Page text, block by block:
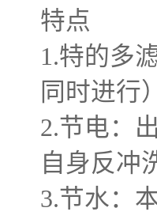
特点
1.特的多
同时进行
2.节电：
自身反冲
3.节水：